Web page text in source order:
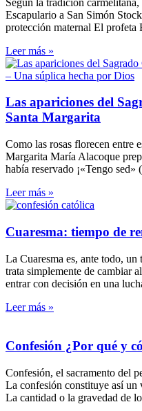
Escapulario a San Simón
protección maternal El
Leer más »
Las apariciones del
Santa Margarita
Como las rosas florecen entre
Margarita María Alacoque
había reservado ¡«Tengo
Leer más »
Cuaresma: tiempo de
La Cuaresma es, ante todo,
trata simplemente de cambiar
entrar con decisión en una
Leer más »
Confesión ¿Por qué y
Confesión, el sacramento del
La confesión constituye así un
La cantidad o la gravedad de